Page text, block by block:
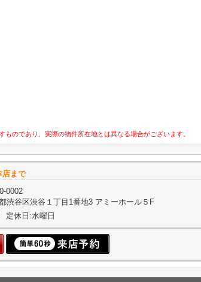
のであり、実際の物件所在地とは異なる場合がございます。
店まで
0002
渋谷区渋谷１丁目1番地3 アミーホール５F
定休日:水曜日